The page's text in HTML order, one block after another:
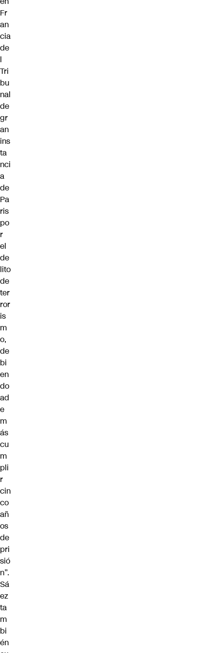
Fr
an
cia
de
l
Tri
bu
nal
de
gr
an
ins
ta
nci
a
de
Pa
ris
po
r
el
de
lito
de
ter
ror
is
m
o,
de
bi
en
do
ad
e
m
ás
cu
m
pli
r
cin
co
añ
os
de
pri
sió
n”.
Sá
ez
ta
m
bi
én